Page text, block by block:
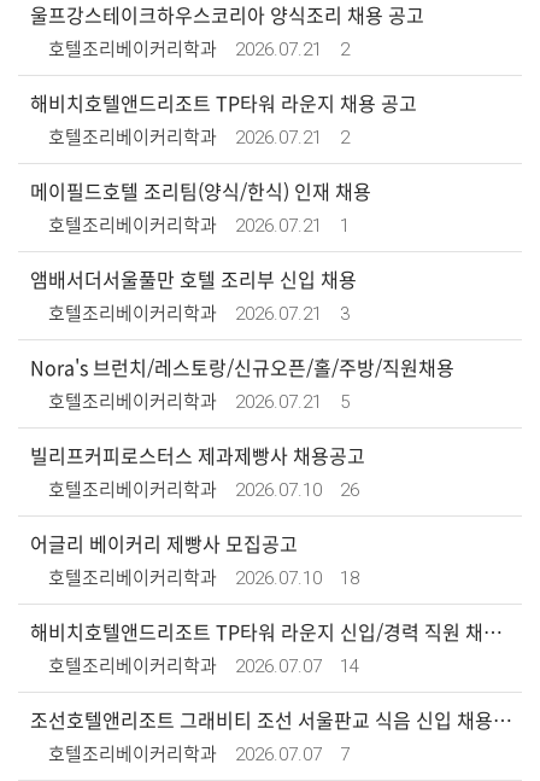
울프강스테이크하우스코리아 양식조리 채용 공고
호텔조리베이커리학과 2026.07.21 2
해비치호텔앤드리조트 TP타워 라운지 채용 공고
호텔조리베이커리학과 2026.07.21 2
메이필드호텔 조리팀(양식/한식) 인재 채용
호텔조리베이커리학과 2026.07.21 1
앰배서더서울풀만 호텔 조리부 신입 채용
호텔조리베이커리학과 2026.07.21 3
Nora's 브런치/레스토랑/신규오픈/홀/주방/직원채용
호텔조리베이커리학과 2026.07.21 5
빌리프커피로스터스 제과제빵사 채용공고
호텔조리베이커리학과 2026.07.10 26
어글리 베이커리 제빵사 모집공고
호텔조리베이커리학과 2026.07.10 18
해비치호텔앤드리조트 TP타워 라운지 신입/경력 직원 채용공고
호텔조리베이커리학과 2026.07.07 14
조선호텔앤리조트 그래비티 조선 서울판교 식음 신입 채용공고
호텔조리베이커리학과 2026.07.07 7